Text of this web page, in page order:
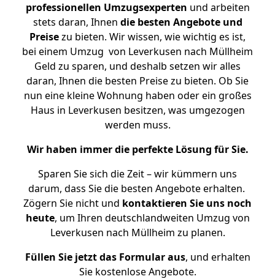
professionellen Umzugsexperten und arbeiten
stets daran, Ihnen die besten Angebote und
Preisezu bieten. Wir wissen, wie wichtig es ist,
bei einem Umzug von Leverkusen nach Müllheim
Geld zu sparen, und deshalb setzen wir alles
daran, Ihnen die besten Preise zu bieten. Ob Sie
nun eine kleine Wohnung haben oder ein großes
Haus in Leverkusen besitzen, was umgezogen
werden muss.
Wir haben immer die perfekte Lösung für Sie.
Sparen Sie sich die Zeit – wir kümmern uns
darum, dass Sie die besten Angebote erhalten.
Zögern Sie nicht und kontaktieren Sie uns noch
heute, um Ihren deutschlandweiten Umzug von
Leverkusen nach Müllheim zu planen.
Füllen Sie jetzt das Formular aus, und erhalten
Sie kostenlose Angebote.